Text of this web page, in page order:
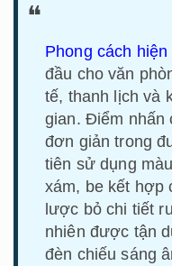
Phong cách hiện
đầu cho văn
tế, thanh lịch và
gian. Điểm nhấn
đơn giản trong
tiên sử dụng
xám, be kết hợp
lược bỏ chi tiết
nhiên được tận
đèn chiếu sáng